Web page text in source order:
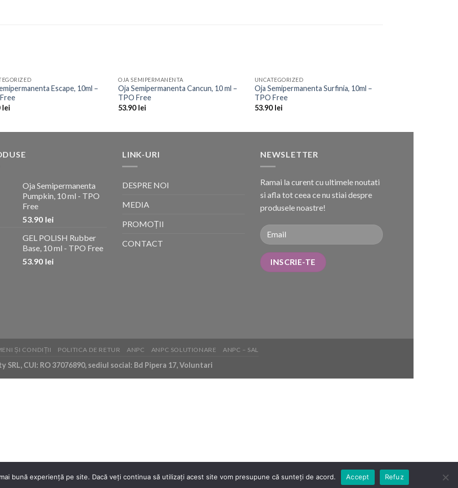
Add to
Wishlist
Escape, 10ml –
lei
Add to
Wishlist
OJA SEMIPERMANENTA
Oja Semipermanenta Cancun, 10 ml –
TPO Free
53.90 lei
Add to
Wishlist
UNCATEGORIZED
Oja Semipermanenta Surfinia, 10ml –
TPO Free
53.90 lei
Oja Semipermanenta
Pumpkin, 10 ml - TPO
Free
53.90 lei
GEL POLISH Rubber
Base, 10 ml - TPO Free
53.90 lei
LINK-URI
DESPRE NOI
MEDIA
PROMOȚII
CONTACT
NEWSLETTER
Ramai la curent cu ultimele noutati
si afla tot ceea ce nu stiai despre
produsele noastre!
ȘI CONDIȚII POLITICA DE RETUR ANPC ANPC SOLUTIONARE ANPC – SAL
CUI: RO 37076890, sediul social: Bd Pipera 17, Voluntari
bună experiență pe site. Dacă veți continua să utilizați acest site vom presupune că sunteți de acord. Accept Refuz